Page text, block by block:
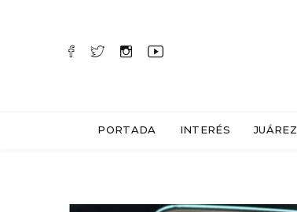
PORTADA INTERÉS JUÁREZ